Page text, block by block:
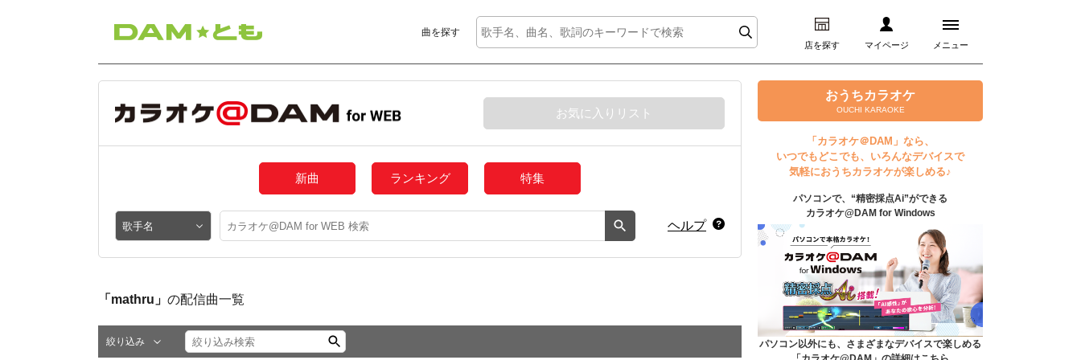
曲を探す
店を探す マイページ メニュー
ログイン
マイページ
プレミアムサービス
DAM★とも動画
DAM★とも録音
カラオケ＠DAM
ユーザー検索
お気に入りリスト
新曲 ランキング 特集
ヘルプ
「mathru」 の配信曲一覧
絞り込み
おうちカラオケ
OUCHI KARAOKE
「カラオケ＠DAM」なら、
いつでもどこでも、いろんなデバイスで
気軽におうちカラオケが楽しめる♪
パソコンで、“精密採点Ai”ができる
カラオケ@DAM for Windows
パソコン以外にも、さまざまなデバイスで楽しめる